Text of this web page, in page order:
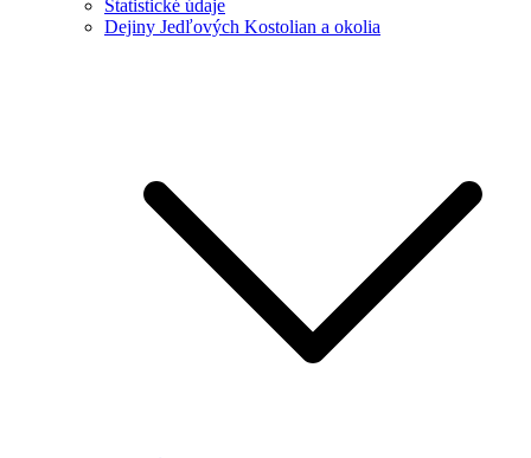
Štatistické údaje
Dejiny Jedľových Kostolian a okolia